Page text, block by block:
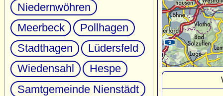
Niedernwöhren
Meerbeck
Pollhagen
Stadthagen
Lüdersfeld
Wiedensahl
Hespe
Samtgemeinde Nienstädt